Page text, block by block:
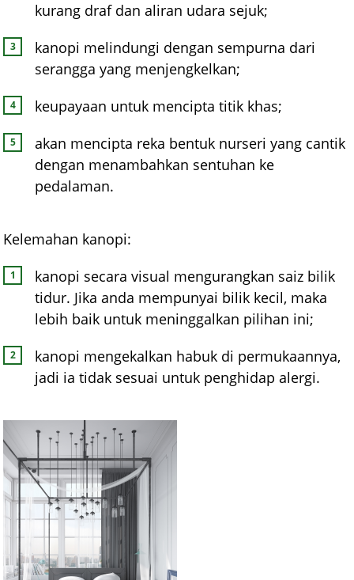
kurang draf dan aliran udara sejuk;
kanopi melindungi dengan sempurna dari
serangga yang menjengkelkan;
keupayaan untuk mencipta titik khas;
akan mencipta reka bentuk nurseri yang cantik
dengan menambahkan sentuhan ke
pedalaman.
Kelemahan kanopi:
kanopi secara visual mengurangkan saiz bilik
tidur. Jika anda mempunyai bilik kecil, maka
lebih baik untuk meninggalkan pilihan ini;
kanopi mengekalkan habuk di permukaannya,
jadi ia tidak sesuai untuk penghidap alergi.